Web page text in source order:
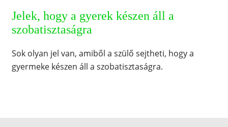
Jelek, hogy a gyerek készen áll a
szobatisztaságra
Sok olyan jel van, amiből a szülő sejtheti, hogy a
gyermeke készen áll a szobatisztaságra.